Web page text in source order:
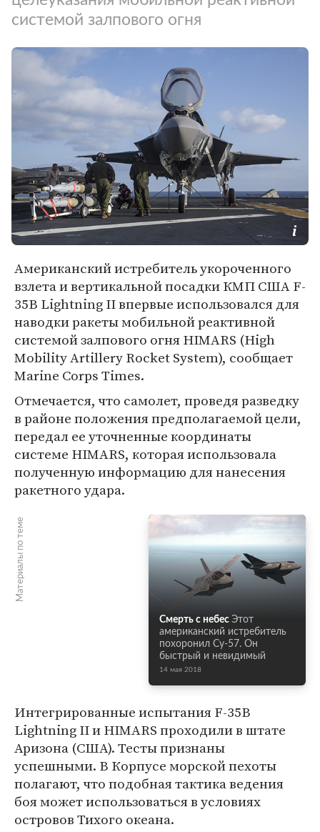
системой залпового огня
Американский истребитель укороченного
взлета и вертикальной посадки КМП США F-
35B Lightning II впервые использовался для
наводки ракеты мобильной реактивной
системой залпового огня HIMARS (High
Mobility Artillery Rocket System), сообщает
Marine Corps Times.
Отмечается, что самолет, проведя разведку
в районе положения предполагаемой цели,
передал ее уточненные координаты
системе HIMARS, которая использовала
полученную информацию для нанесения
ракетного удара.
Материалы по теме
Смерть с небес Этот
американский истребитель
похоронил Су-57. Он
быстрый и невидимый
14 мая 2018
Интегрированные испытания F-35B
Lightning II и HIMARS проходили в штате
Аризона (США). Тесты признаны
успешными. В Корпусе морской пехоты
полагают, что подобная тактика ведения
боя может использоваться в условиях
островов Тихого океана.